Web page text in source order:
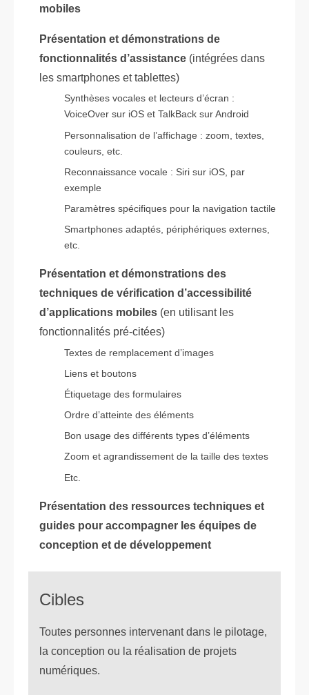
mobiles
Présentation et démonstrations de
fonctionnalités d’assistance (intégrées dans
les smartphones et tablettes)
Synthèses vocales et lecteurs d’écran :
VoiceOver sur iOS et TalkBack sur Android
Personnalisation de l’affichage : zoom, textes,
couleurs, etc.
Reconnaissance vocale : Siri sur iOS, par
exemple
Paramètres spécifiques pour la navigation tactile
Smartphones adaptés, périphériques externes,
etc.
Présentation et démonstrations des
techniques de vérification d’accessibilité
d’applications mobiles (en utilisant les
fonctionnalités pré-citées)
Textes de remplacement d’images
Liens et boutons
Étiquetage des formulaires
Ordre d’atteinte des éléments
Bon usage des différents types d’éléments
Zoom et agrandissement de la taille des textes
Etc.
Présentation des ressources techniques et
guides pour accompagner les équipes de
conception et de développement
Cibles
Toutes personnes intervenant dans le pilotage,
la conception ou la réalisation de projets
numériques.